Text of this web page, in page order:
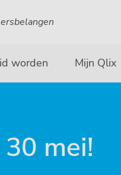
worden Mijn Qlix
mei!